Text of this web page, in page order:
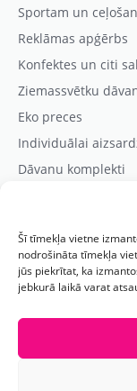
Šī tīmekļa vietne
nodrošināta tīmekļa
jūs piekrītat, ka
jebkurā laikā varat
Sportam un
Reklāmas apģērbs
Konfektes un citi
Ziemassvētku
Eko preces
Individuālai
Dāvanu komplekti
Prezentreklāmas
Reģ.nr.: